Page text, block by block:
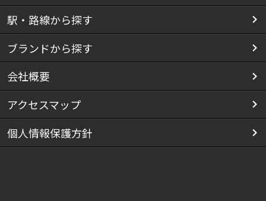
駅・路線から探す
ブランドから探す
会社概要
アクセスマップ
個人情報保護方針